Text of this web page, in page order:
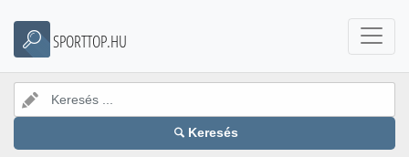
SPORTTOP.HU
Keresés